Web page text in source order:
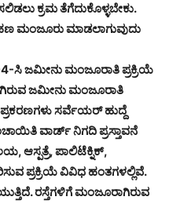
ಕ್ರಮ ತೆಗೆದುಕೊಳ್ಳಬೇಕು.
ಮಂಜೂರು ಮಾಡಲಾಗುವುದು
ಸಿ ಜಮೀನು ಮಂಜೂರಾತಿ ಪ್ರಕ್ರಿಯೆ
ಜಮೀನು ಮಂಜೂರಾತಿ
ಸರ್ವೆಯರ್ ಹುದ್ದೆ
ವಾರ್ಡ್ ನಿಗದಿ ಪ್ರಸ್ತಾವನೆ
ಆಸ್ಪತ್ರೆ, ಪಾಲಿಟೆಕ್ನಿಕ್,
ಪ್ರಕ್ರಿಯೆ ವಿವಿಧ ಹಂತಗಳಲ್ಲಿವೆ.
ರಸ್ತೆಗಳಿಗೆ ಮಂಜೂರಾಗಿರುವ